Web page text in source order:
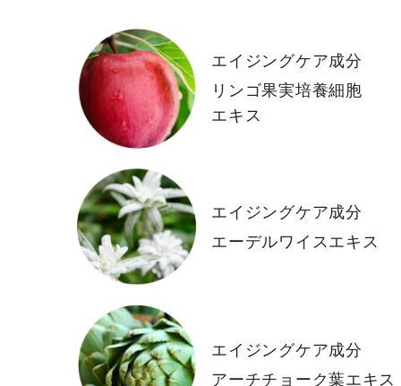
エイジングケア成分
リンゴ果実培養細胞
エキス
エイジングケア成分
エーデルワイスエキス
エイジングケア成分
アーチチョーク葉エキス